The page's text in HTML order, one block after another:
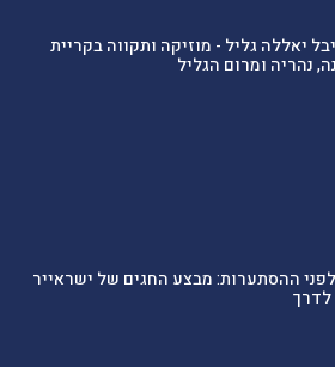
יאללה גליל - מוזיקה ותקווה בקריית
נהריה ומרום הגליל
ההסתערות: מבצע החגים של ישראייר
לדרך